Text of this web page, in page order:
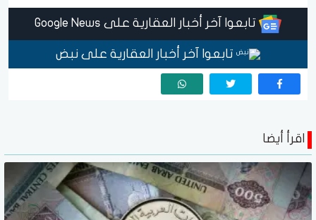
تابعوا آخر أخبار العقارية على Google News
تابعوا آخر أخبار العقارية على نبض
اقرأ أيضا